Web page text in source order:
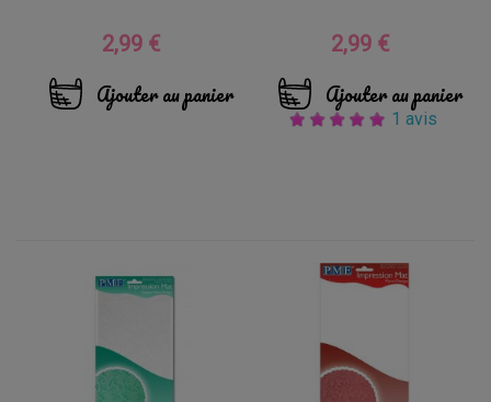
Prix
2,99 €
Ajouter au panier
Prix
2,99 €
Ajouter au panier
1 avis